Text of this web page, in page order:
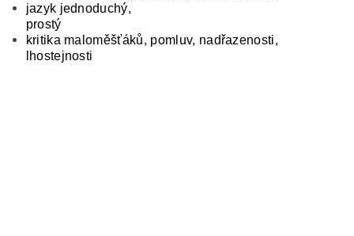
jazyk jednoduchý,
prostý
kritika maloměšťáků, pomluv, nadřazenosti,
lhostejnosti